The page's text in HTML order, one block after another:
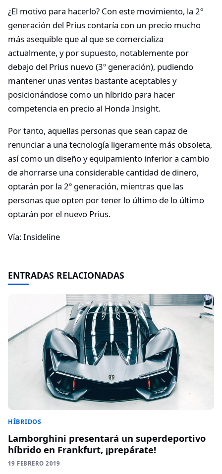
¿El motivo para hacerlo? Con este movimiento, la 2º
generación del Prius contaría con un precio mucho
más asequible que al que se comercializa
actualmente, y por supuesto, notablemente por
debajo del Prius nuevo (3º generación), pudiendo
mantener unas ventas bastante aceptables y
posicionándose como un híbrido para hacer
competencia en precio al Honda Insight.
Por tanto, aquellas personas que sean capaz de
renunciar a una tecnología ligeramente más obsoleta,
así como un diseño y equipamiento inferior a cambio
de ahorrarse una considerable cantidad de dinero,
optarán por la 2º generación, mientras que las
personas que opten por tener lo último de lo último
optarán por el nuevo Prius.
Vía: Insideline
ENTRADAS RELACIONADAS
HÍBRIDOS
Lamborghini presentará un superdeportivo
híbrido en Frankfurt, ¡prepárate!
19 FEBRERO 2019